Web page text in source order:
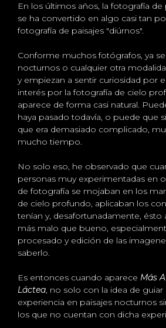
En los últimos años, la fotografía
se ha convertido en algo casi tan
fotografía de paisajes "diúrnos".
Conforme muchos fotógrafos, ya
nocturnos o cualquier otra
y empiezan a sentir curiosidad por
interés por la fotografía de cielo
aparece de forma casi natural.
haya pasado todavía, o puede que
que era demasiado complicado,
mucho tiempo.
No solo eso, he observado que
personas muy experimentadas en
de fotografía se mojaban en los
de cielo profundo, aplicaban los
tenían y, desafortunadamente, ésto
más malo que bueno,
procesado y edición de las
saberlo.
Es entonces cuando aparece Más
Láctea, no solo con la idea de guiar
experiencia en paisajes nocturnos
los que no cuentan con dicha